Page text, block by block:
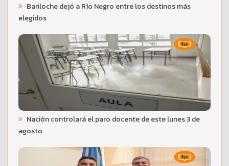
Bariloche dejó a Río Negro entre los destinos más
elegidos
Nación controlará el paro docente de este lunes 3 de
agosto